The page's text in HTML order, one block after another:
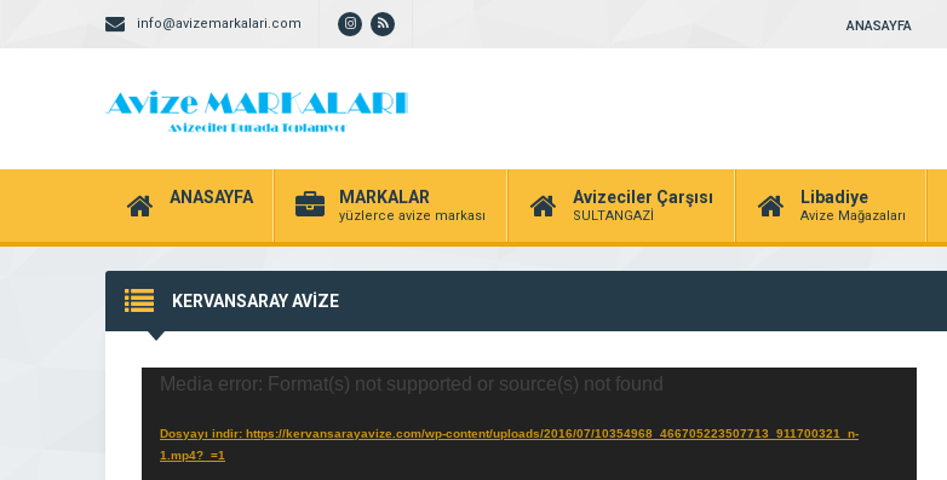
info@avizemarkalari.com ANASAYFA
ANASAYFA MARKALAR
yüzlerce avize markası
Avizeciler Çarşısı
SULTANGAZİ
Libadiye
Avize Mağazaları
KERVANSARAY AVİZE
Video
Media error: Format(s) not supported or source(s) not found
Dosyayı indir: https://kervansarayavize.com/wp-content/uploads/2016/07/10354968_466705223507713_911700321_n-
1.mp4?_=1